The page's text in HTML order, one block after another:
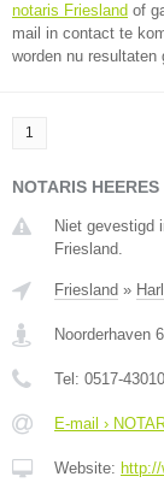
notaris Friesland of
mail in contact te
worden nu resultaten
1
NOTARIS HEERES
Niet gevestigd
Friesland.
Friesland »
Noorderhaven
Tel: 0517-
E-mail ›
Website: